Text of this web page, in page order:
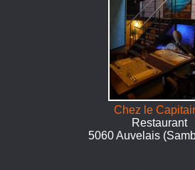
Chez le
Restaurant
5060 Auvelais